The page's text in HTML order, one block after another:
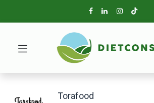
Torafood